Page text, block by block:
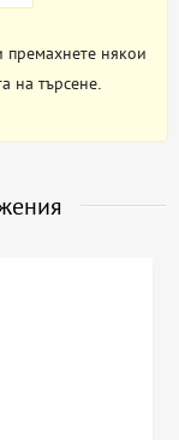
премахнете някои
на търсене.